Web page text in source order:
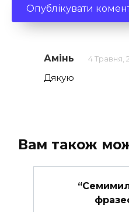
Амінь 4 Травня,
Дякую
Вам також